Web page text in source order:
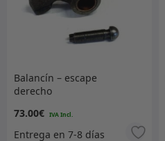
Balancín – escape
derecho
73.00€